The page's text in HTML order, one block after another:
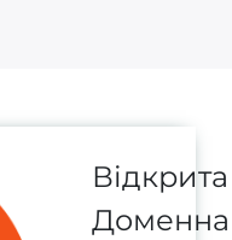
Відкрита
Доменна